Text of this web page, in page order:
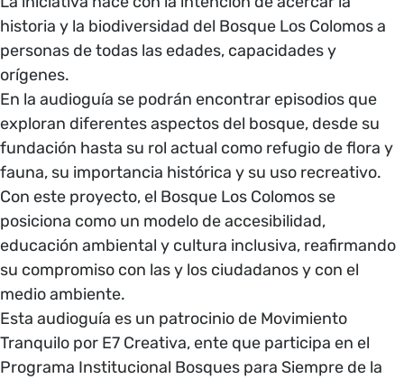
historia y la biodiversidad del Bosque Los Colomos a
personas de todas las edades, capacidades y
orígenes.
En la audioguía se podrán encontrar episodios que
exploran diferentes aspectos del bosque, desde su
fundación hasta su rol actual como refugio de flora y
fauna, su importancia histórica y su uso recreativo.
Con este proyecto, el Bosque Los Colomos se
posiciona como un modelo de accesibilidad,
educación ambiental y cultura inclusiva, reafirmando
su compromiso con las y los ciudadanos y con el
medio ambiente.
Esta audioguía es un patrocinio de Movimiento
Tranquilo por E7 Creativa, ente que participa en el
Programa Institucional Bosques para Siempre de la